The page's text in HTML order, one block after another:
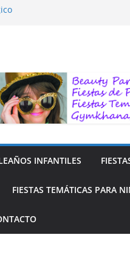
INFANTILES
FIESTAS TEMÁTICAS PARA